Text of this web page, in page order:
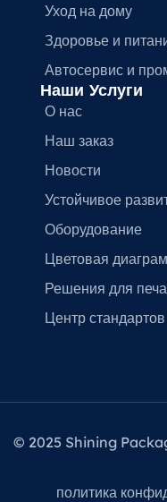
Уход на дому
Здоровье и
Автосервис и
Наши Услуги
О нас
Наш заказ
Новости
Устойчивое
Оборудование
Цветовая
Решения для
Центр
© 2025 Shining
политика